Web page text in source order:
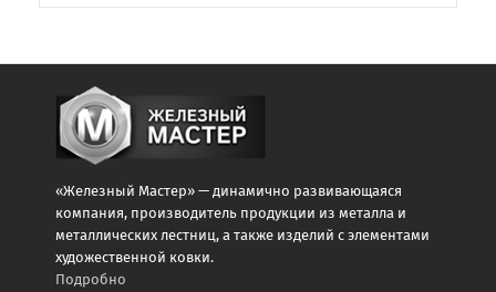
«Железный Мастер» — динамично развивающаяся
компания, производитель продукции из металла и
металлических лестниц, а также изделий с элементами
художественной ковки.
Подробно